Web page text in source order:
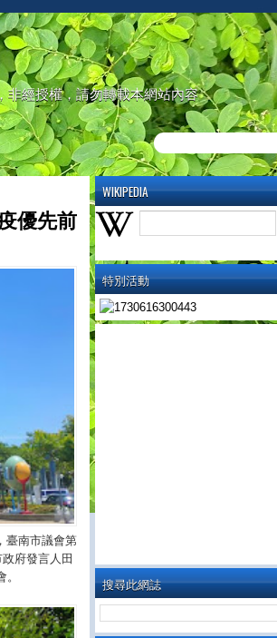
非經授權，請勿轉載本網站內容
WIKIPEDIA
特別活動
搜尋此網誌
優先前
臺南市議會第
府發言人田